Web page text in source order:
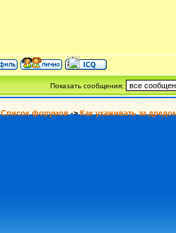
Показать сообщения:
Список форумов->Как ухаживать за